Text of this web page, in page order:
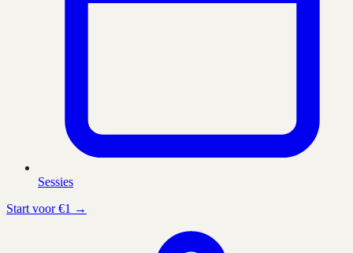
Sessies
Start voor €1 →